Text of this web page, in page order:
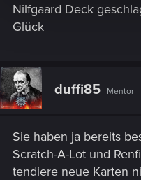
Nilfgaard Deck
Glück
duffi85 Mentor
Sie haben ja bereits
Scratch-A-Lot und
tendiere neue Karten